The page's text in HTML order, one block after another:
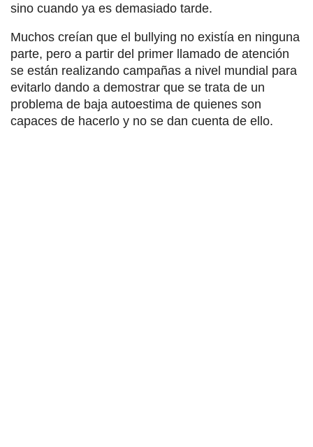
sino cuando ya es demasiado tarde.
Muchos creían que el bullying no existía en ninguna
parte, pero a partir del primer llamado de atención
se están realizando campañas a nivel mundial para
evitarlo dando a demostrar que se trata de un
problema de baja autoestima de quienes son
capaces de hacerlo y no se dan cuenta de ello.